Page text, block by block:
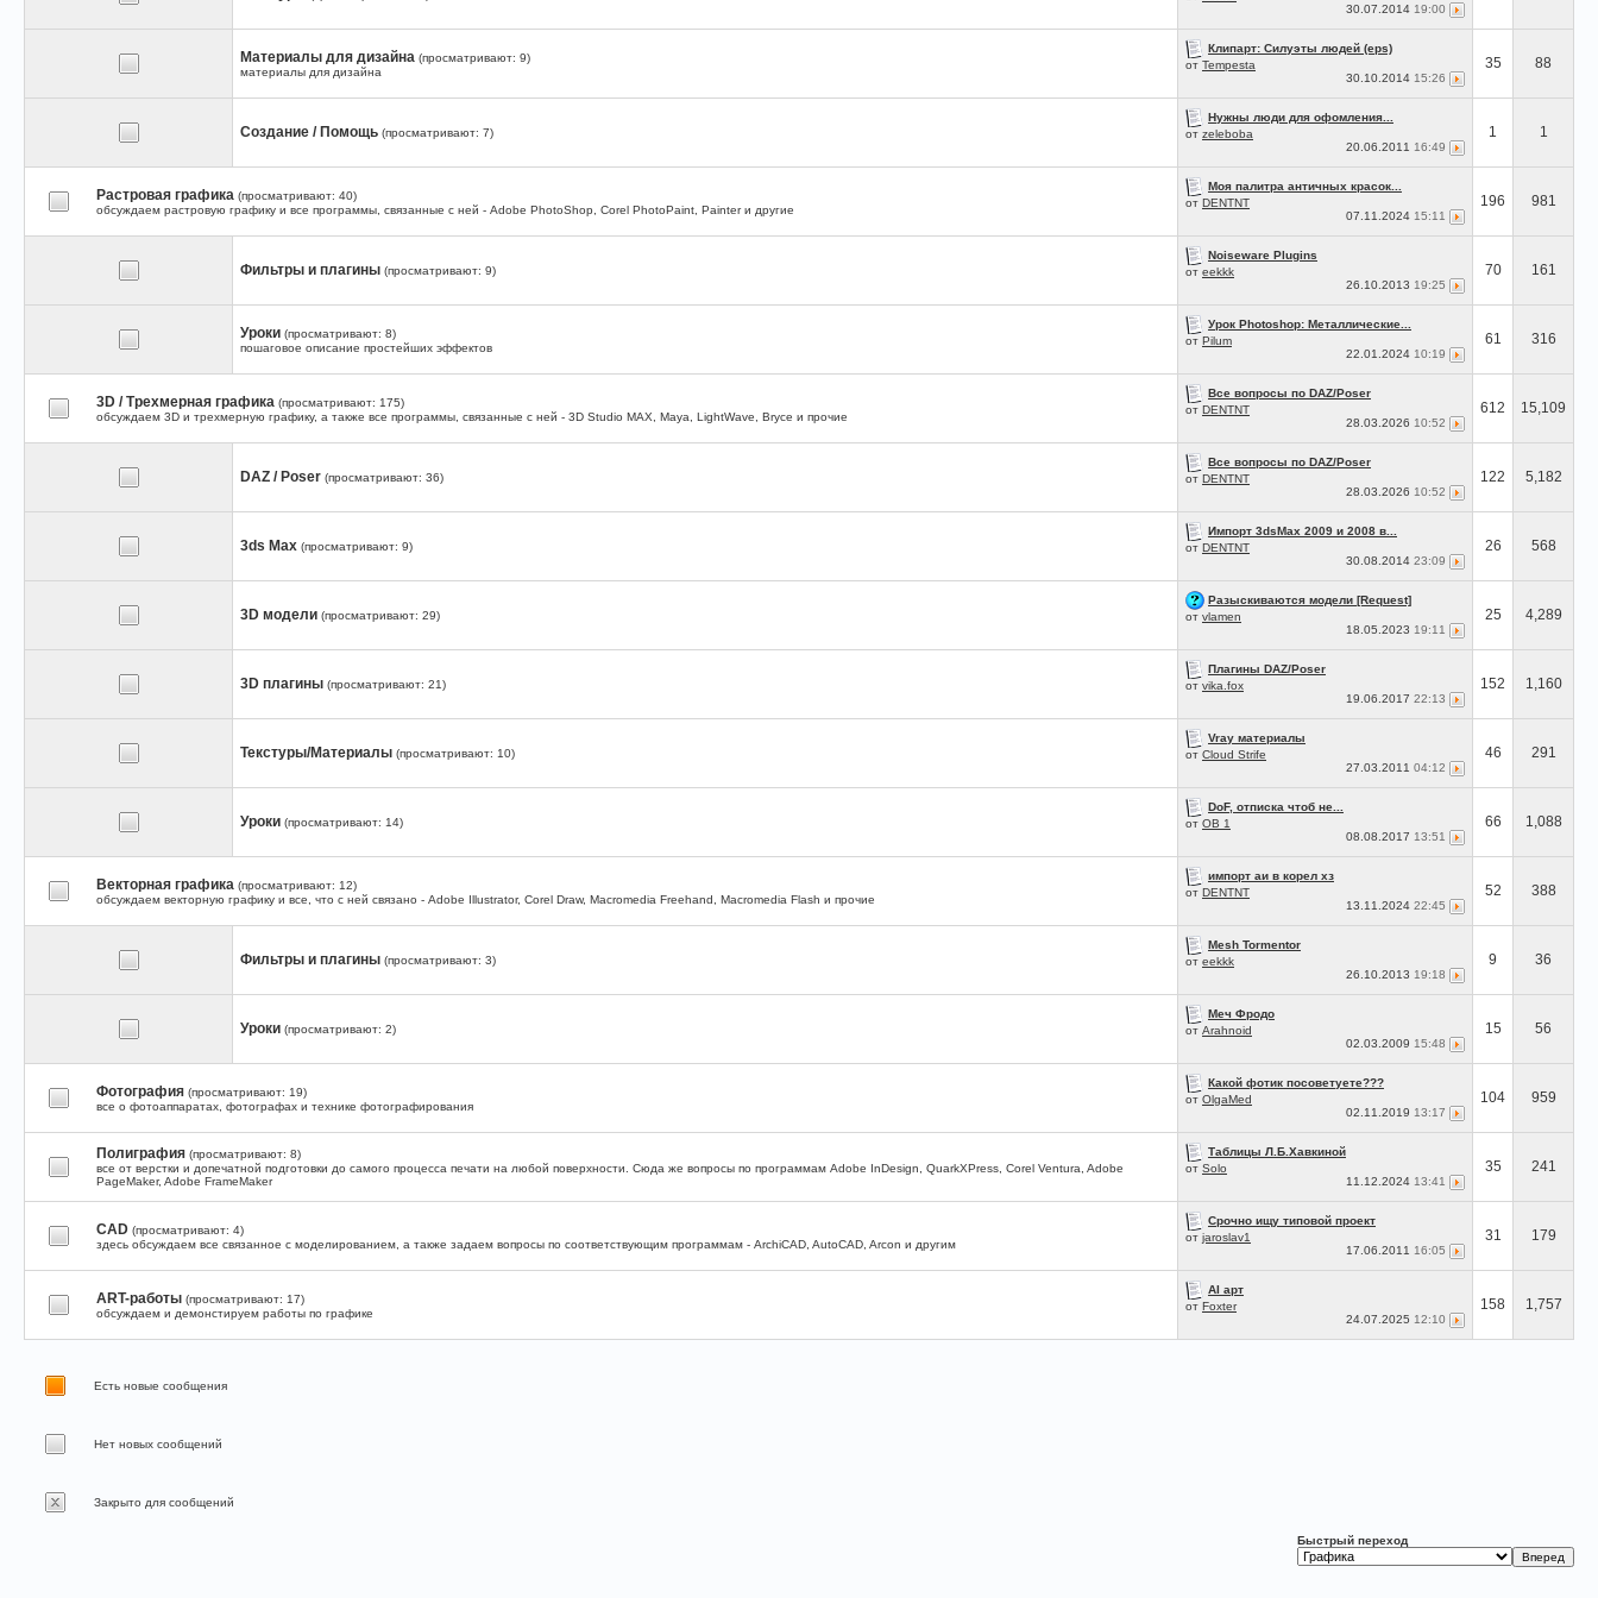
30.07.2014 19:00
Материалы для дизайна (просматривают: 9)
материалы для дизайна
Клипарт: Силуэты людей (eps)
от Tempesta
30.10.2014 15:26
35 88
Создание / Помощь (просматривают: 7)
Нужны люди для офомления...
от zeleboba
20.06.2011 16:49
1 1
Растровая графика (просматривают: 40)
обсуждаем растровую графику и все программы, связанные с ней - Adobe PhotoShop, Corel PhotoPaint, Painter и другие
Моя палитра античных красок...
от DENTNT
07.11.2024 15:11
196 981
Фильтры и плагины (просматривают: 9)
Noiseware Plugins
от eekkk
26.10.2013 19:25
70 161
Уроки (просматривают: 8)
пошаговое описание простейших эффектов
Урок Photoshop: Металлические...
от Pilum
22.01.2024 10:19
61 316
3D / Трехмерная графика (просматривают: 175)
обсуждаем 3D и трехмерную графику, а также все программы, связанные с ней - 3D Studio MAX, Maya, LightWave, Bryce и прочие
Все вопросы по DAZ/Poser
от DENTNT
28.03.2026 10:52
612 15,109
DAZ / Poser (просматривают: 36)
Все вопросы по DAZ/Poser
от DENTNT
28.03.2026 10:52
122 5,182
3ds Max (просматривают: 9)
Импорт 3dsMax 2009 и 2008 в...
от DENTNT
30.08.2014 23:09
26 568
3D модели (просматривают: 29)
Разыскиваются модели [Request]
от vlamen
18.05.2023 19:11
25 4,289
3D плагины (просматривают: 21)
Плагины DAZ/Poser
от vika.fox
19.06.2017 22:13
152 1,160
Текстуры/Материалы (просматривают: 10)
Vray материалы
от Cloud Strife
27.03.2011 04:12
46 291
Уроки (просматривают: 14)
DoF, отписка чтоб не...
от OB 1
08.08.2017 13:51
66 1,088
Векторная графика (просматривают: 12)
обсуждаем векторную графику и все, что с ней связано - Adobe Illustrator, Corel Draw, Macromedia Freehand, Macromedia Flash и прочие
импорт аи в корел хз
от DENTNT
13.11.2024 22:45
52 388
Фильтры и плагины (просматривают: 3)
Mesh Tormentor
от eekkk
26.10.2013 19:18
9 36
Уроки (просматривают: 2)
Меч Фродо
от Arahnoid
02.03.2009 15:48
15 56
Фотография (просматривают: 19)
все о фотоаппаратах, фотографах и технике фотографирования
Какой фотик посоветуете???
от OlgaMed
02.11.2019 13:17
104 959
Полиграфия (просматривают: 8)
все от верстки и допечатной подготовки до самого процесса печати на любой поверхности. Сюда же вопросы по программам Adobe InDesign, QuarkXPress, Corel Ventura, Adobe
PageMaker, Adobe FrameMaker
Таблицы Л.Б.Хавкиной
от Solo
11.12.2024 13:41
35 241
CAD (просматривают: 4)
здесь обсуждаем все связанное с моделированием, а также задаем вопросы по соответствующим программам - ArchiCAD, AutoCAD, Arcon и другим
Срочно ищу типовой проект
от jaroslav1
17.06.2011 16:05
31 179
ART-работы (просматривают: 17)
обсуждаем и демонстируем работы по графике
AI арт
от Foxter
24.07.2025 12:10
158 1,757
Есть новые сообщения
Нет новых сообщений
Закрыто для сообщений
Быстрый переход